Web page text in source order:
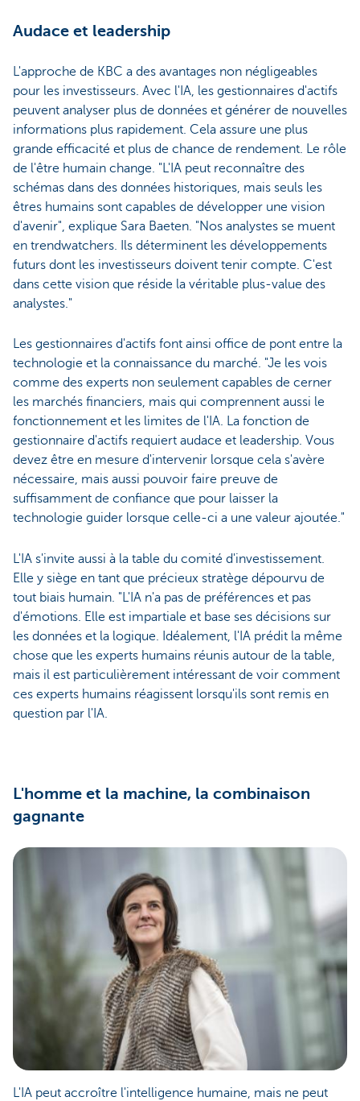
Audace et leadership
L'approche de KBC a des avantages non négligeables
pour les investisseurs. Avec l'IA, les gestionnaires d'actifs
peuvent analyser plus de données et générer de nouvelles
informations plus rapidement. Cela assure une plus
grande efficacité et plus de chance de rendement. Le rôle
de l'être humain change. "L'IA peut reconnaître des
schémas dans des données historiques, mais seuls les
êtres humains sont capables de développer une vision
d'avenir", explique Sara Baeten. "Nos analystes se muent
en trendwatchers. Ils déterminent les développements
futurs dont les investisseurs doivent tenir compte. C'est
dans cette vision que réside la véritable plus-value des
analystes."
Les gestionnaires d'actifs font ainsi office de pont entre la
technologie et la connaissance du marché. "Je les vois
comme des experts non seulement capables de cerner
les marchés financiers, mais qui comprennent aussi le
fonctionnement et les limites de l'IA. La fonction de
gestionnaire d'actifs requiert audace et leadership. Vous
devez être en mesure d'intervenir lorsque cela s'avère
nécessaire, mais aussi pouvoir faire preuve de
suffisamment de confiance que pour laisser la
technologie guider lorsque celle-ci a une valeur ajoutée."
L'IA s'invite aussi à la table du comité d'investissement.
Elle y siège en tant que précieux stratège dépourvu de
tout biais humain. "L'IA n'a pas de préférences et pas
d'émotions. Elle est impartiale et base ses décisions sur
les données et la logique. Idéalement, l'IA prédit la même
chose que les experts humains réunis autour de la table,
mais il est particulièrement intéressant de voir comment
ces experts humains réagissent lorsqu'ils sont remis en
question par l'IA.
L'homme et la machine, la combinaison
gagnante
L'IA peut accroître l'intelligence humaine, mais ne peut